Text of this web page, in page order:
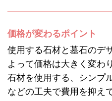
価格が変わるポイント
使用する石材と墓石のデ
よって価格は大きく変わ
石材を使用する、シンプ
などの工夫で費用を抑え